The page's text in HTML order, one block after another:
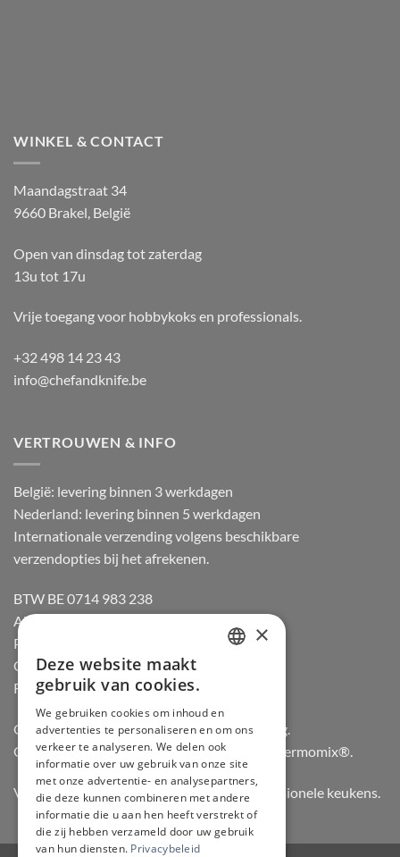
WINKEL & CONTACT
Maandagstraat 34
9660 Brakel, België
Open van dinsdag tot zaterdag
13u tot 17u
Vrije toegang voor hobbykoks en professionals.
+32 498 14 23 43
info@chefandknife.be
VERTROUWEN & INFO
België: levering binnen 3 werkdagen
Nederland: levering binnen 5 werkdagen
Internationale verzending volgens beschikbare
verzendopties bij het afrekenen.
BTW BE 0714 983 238
Algemene voorwaarden
Privacybeleid
Cookiebeleid
Retourneren
Officiële dealer van Gozney en Big Green Egg.
Officiële advisor en verdeler van Vorwerk Thermomix®.
Vertrouwd door hobbykoks, chefs en professionele keukens.
GERMAN
ENGLISH
×
Deze website maakt
gebruik van cookies.
We gebruiken cookies om inhoud en
advertenties te personaliseren en om ons
verkeer te analyseren. We delen ook
informatie over uw gebruik van onze site
met onze advertentie- en analysepartners,
die deze kunnen combineren met andere
informatie die u aan hen heeft verstrekt of
die zij hebben verzameld door uw gebruik
van hun diensten. Privacybeleid